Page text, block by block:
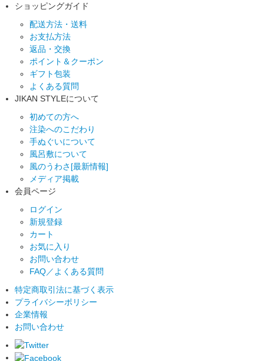
ショッピングガイド
配送方法・送料
お支払方法
返品・交換
ポイント＆クーポン
ギフト包装
よくある質問
JIKAN STYLEについて
初めての方へ
注染へのこだわり
手ぬぐいについて
風呂敷について
風のうわさ[最新情報]
メディア掲載
会員ページ
ログイン
新規登録
カート
お気に入り
お問い合わせ
FAQ／よくある質問
特定商取引法に基づく表示
プライバシーポリシー
企業情報
お問い合わせ